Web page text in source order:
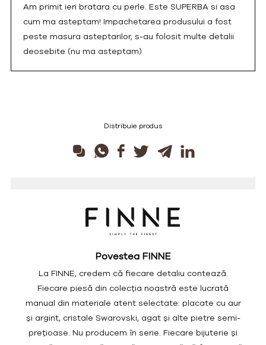
Am primit ieri bratara cu perle. Este SUPERBA si asa
cum ma asteptam! Impachetarea produsului a fost
peste masura asteptarilor, s-au folosit multe detalii
deosebite (nu ma asteptam)
Distribuie produs
Povestea FINNE
La FINNE, credem că fiecare detaliu contează.
Fiecare piesă din colecția noastră este lucrată
manual din materiale atent selectate: placate cu aur
și argint, cristale Swarovski, agat și alte pietre semi-
prețioase. Nu producem în serie. Fiecare bijuterie și